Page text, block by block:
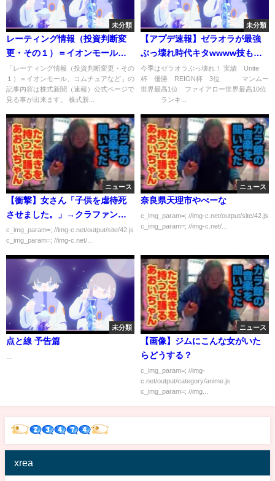
未分類
レーティング情報（投資判断変
更・その１）＝イオンモール、
コムチュアなど
「レーティング情報（投資判断変更・その
１）＝イオンモール、コムチュアなど」の
記事内容は株式新聞（速報）公式ページで
見る事が出来ます。 株式新...
未分類
【アプデ速報】ゼラオラが最強
ぶっ壊れ時代キタwwww技もち
もの解説【ポケモンユナイト】
今季はゼラオラぶっ壊れ！ 実績 Unite
杯 優勝 REIGN杯 3位 マンムー
世界最高1位 ファイアロー世界最高10位
ランキ...
ニュース
【衝撃】女さん「子供を虐待死
させました。」→クラファン開
始ｗｗｗｗｗ
c_img_param=; //img-c.net/output/site/42.js
c_img_param=; //img-c.net/...
ニュース
奈良県天理市やべーな
c_img_param=; //img-c.net/output/site/42.js
c_img_param=; //img-c.net/...
未分類
点と線 予告篇
...
ニュース
【画像】ジムにこんな女がいた
らどうする？
c_img_param=; //img-
c.net/output/category/anime.js
c_img_param=; //img...
xrea